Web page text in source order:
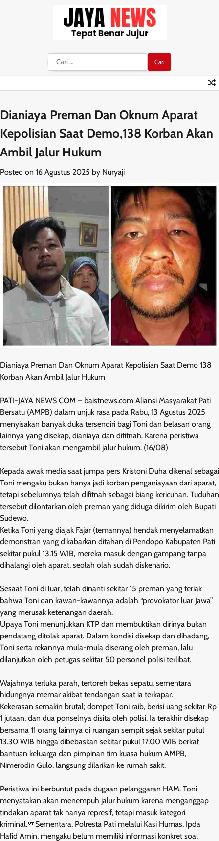
Cari
untuk:
Dianiaya Preman Dan Oknum Aparat
Kepolisian Saat Demo,138 Korban Akan
Ambil Jalur Hukum
Posted on 16 Agustus 2025 by Nuryaji
Dianiaya Preman Dan Oknum Aparat Kepolisian Saat Demo 138
Korban Akan Ambil Jalur Hukum
PATI-JAYA NEWS COM – baistnews.com Aliansi Masyarakat Pati
Bersatu (AMPB) dalam unjuk rasa pada Rabu, 13 Agustus 2025
menyisakan banyak duka tersendiri bagi Toni dan belasan orang
lainnya yang disekap, dianiaya dan difitnah. Karena peristiwa
tersebut Toni akan mengambil jalur hukum. (16/08)
Kepada awak media saat jumpa pers Kristoni Duha dikenal sebagai
Toni mengaku bukan hanya jadi korban penganiayaan dari aparat,
tetapi sebelumnya telah difitnah sebagai biang kericuhan. Tuduhan
tersebut dilontarkan oleh preman yang diduga dikirim oleh Bupati
Sudewo.
Ketika Toni yang diajak Fajar (temannya) hendak menyelamatkan
demonstran yang dikabarkan ditahan di Pendopo Kabupaten Pati
sekitar pukul 13.15 WIB, mereka masuk dengan gampang tanpa
dihalangi oleh aparat, seolah olah sudah diskenario.
Sesaat Toni di luar, telah dinanti sekitar 15 preman yang teriak
bahwa Toni dan kawan-kawannya adalah “provokator luar Jawa”
yang merusak ketenangan daerah.
Upaya Toni menunjukkan KTP dan membuktikan dirinya bukan
pendatang ditolak aparat. Dalam kondisi disekap dan dihadang,
Toni serta rekannya mula-mula diserang oleh preman, lalu
dilanjutkan oleh petugas sekitar 50 personel polisi terlibat.
Wajahnya terluka parah, tertoreh bekas sepatu, sementara
hidungnya memar akibat tendangan saat ia terkapar.
Kekerasan semakin brutal; dompet Toni raib, berisi uang sekitar Rp
1 jutaan, dan dua ponselnya disita oleh polisi. Ia terakhir disekap
bersama 11 orang lainnya di ruangan sempit sejak sekitar pukul
13.30 WIB hingga dibebaskan sekitar pukul 17.00 WIB berkat
bantuan keluarga dan pimpinan tim kuasa hukum AMPB,
Nimerodin Gulo, langsung dilarikan ke rumah sakit.
Peristiwa ini berbuntut pada dugaan pelanggaran HAM. Toni
menyatakan akan menempuh jalur hukum karena menganggap
tindakan aparat tak hanya represif, tetapi masuk kategori
kriminal. Sementara, Polresta Pati melalui Kasi Humas, Ipda
Hafid Amin, mengaku belum memiliki informasi konkret soal